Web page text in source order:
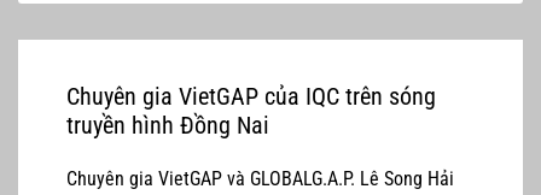
Chuyên gia VietGAP của IQC trên sóng
truyền hình Đồng Nai
Chuyên gia VietGAP và GLOBALG.A.P. Lê Song Hải